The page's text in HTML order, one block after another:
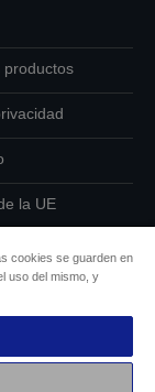
productos
la UE
cookies se guarden en
uso del mismo, y